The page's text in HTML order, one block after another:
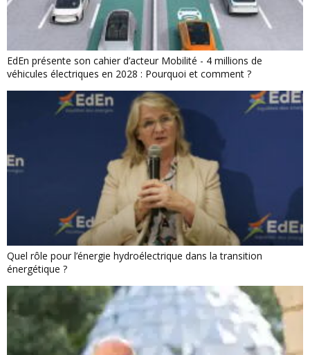
EdEn présente son cahier d’acteur Mobilité - 4 millions de
véhicules électriques en 2028 : Pourquoi et comment ?
Quel rôle pour l’énergie hydroélectrique dans la transition
énergétique ?